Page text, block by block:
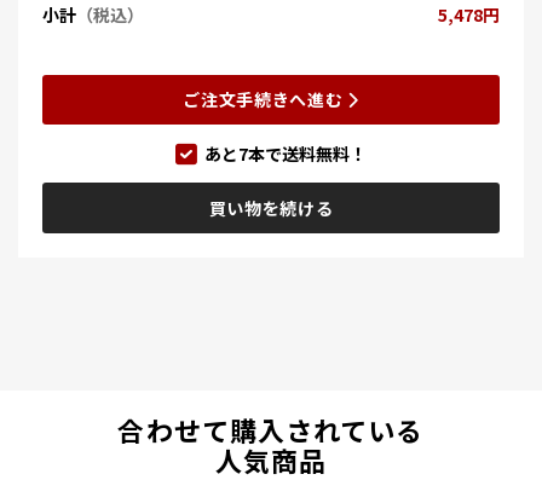
小計 （税込） 5,478円
ご注文手続きへ進む
あと7本で送料無料！
買い物を続ける
合わせて購入されている
人気商品